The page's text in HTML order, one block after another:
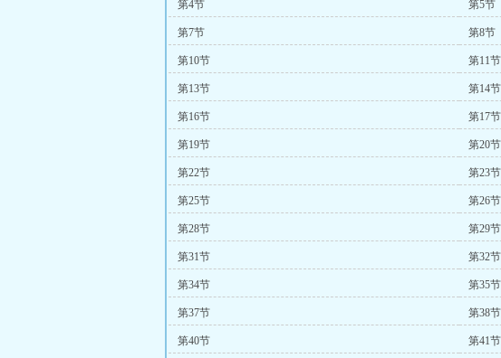
第4节 第5节
第7节 第8节
第10节 第11节
第13节 第14节
第16节 第17节
第19节 第20节
第22节 第23节
第25节 第26节
第28节 第29节
第31节 第32节
第34节 第35节
第37节 第38节
第40节 第41节